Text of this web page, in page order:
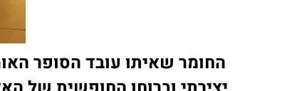
החומר שאיתו עובד הסופר